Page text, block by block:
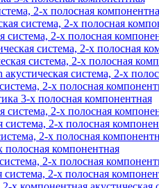
2-х полосная
система, 2-х полосная
система, 2-х полосная
система, 2-х полосная
система, 2-х полосная
система, 2-х
2-х полосная
3-х полосная компонентная
система, 2-х полосная
система, 2-х полосная
2-х полосная
компонентная
2-х полосная
система, 2-х полосная